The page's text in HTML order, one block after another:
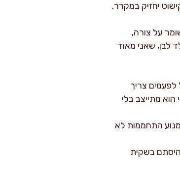
יחזיק במקרר.
שומר על צורה,
לבן, שאני מאוד
צריך
מתייצב בלי
התחממות לא
בשקית